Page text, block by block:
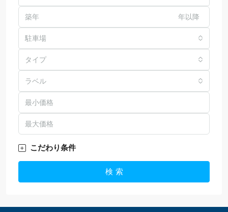
年以降
駐車場
タイプ
ラベル
こだわり条件
検 索